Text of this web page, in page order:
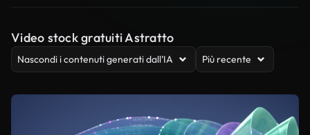
Video stock gratuiti Astratto
Nascondi i contenuti generati dall’IA Più recente